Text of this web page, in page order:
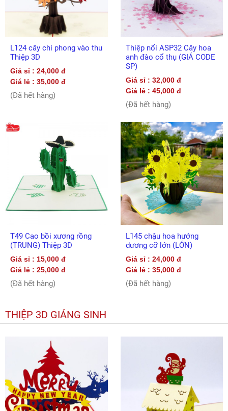
L124 cây chi phong vào thu
Thiệp 3D
Giá sỉ : 24,000 đ
Giá lẻ : 35,000 đ
(Đã hết hàng)
Thiệp nổi ASP32 Cây hoa
anh đào cổ thụ (GIÁ CODE
SP)
Giá sỉ : 32,000 đ
Giá lẻ : 45,000 đ
(Đã hết hàng)
T49 Cao bồi xương rồng
(TRUNG) Thiệp 3D
Giá sỉ : 15,000 đ
Giá lẻ : 25,000 đ
(Đã hết hàng)
L145 chậu hoa hướng
dương cỡ lớn (LỚN)
Giá sỉ : 24,000 đ
Giá lẻ : 35,000 đ
(Đã hết hàng)
THIỆP 3D GIÁNG SINH